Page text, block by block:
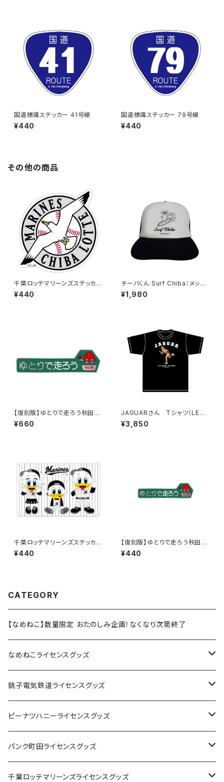
国道標識ステッカー 41号線
¥440
国道標識ステッカー 79号線
¥440
その他の商品
千葉ロッテマリーンズステッカー
15
¥440
チーバくん Surf Chiba：メッシ
ュキャップ（Bホワイト）
¥1,980
【復刻版】ゆとりで走ろう秋田県
（緑）：ステッカー（大）
¥660
JAGUARさん Tシャツ（LEGE
ND-B）Black
¥3,850
千葉ロッテマリーンズステッカー
10
¥440
【復刻版】ゆとりで走ろう秋田県
（緑）：ステッカー
¥440
CATEGORY
【なめねこ】数量限定 おたのしみ企画！なくなり次第終了
なめねこライセンスグッズ
Tシャツ
キャップ
ステッカー
缶バッジ
銚子電気鉄道ライセンスグッズ
ステッカー
缶バッジ
アクリルキーホルダー
ピーナツハニーライセンスグッズ
Tシャツ
キャップ
パンク町田ライセンスグッズ
Tシャツ
千葉ロッテマリーンズライセンスグッズ